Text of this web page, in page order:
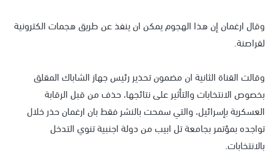
وقال ارغمان إن هذا الهجوم يمكن ان ينفذ عن طريق هجمات الكترونية
لقراصنة.
وقالت القناة الثانية ان مضمون تحذير رئيس جهاز الشاباك المقلق
بخصوص الانتخابات والتأثير على نتائجها، حذف من قبل الرقابة
العسكرية بإسرائيل، والتي سمحت بالنشر فقط بان ارغمان حذر خلال
تواجده بمؤتمر بجامعة تل ابيب من دولة اجنبية تنوي التدخل
بالانتخابات.